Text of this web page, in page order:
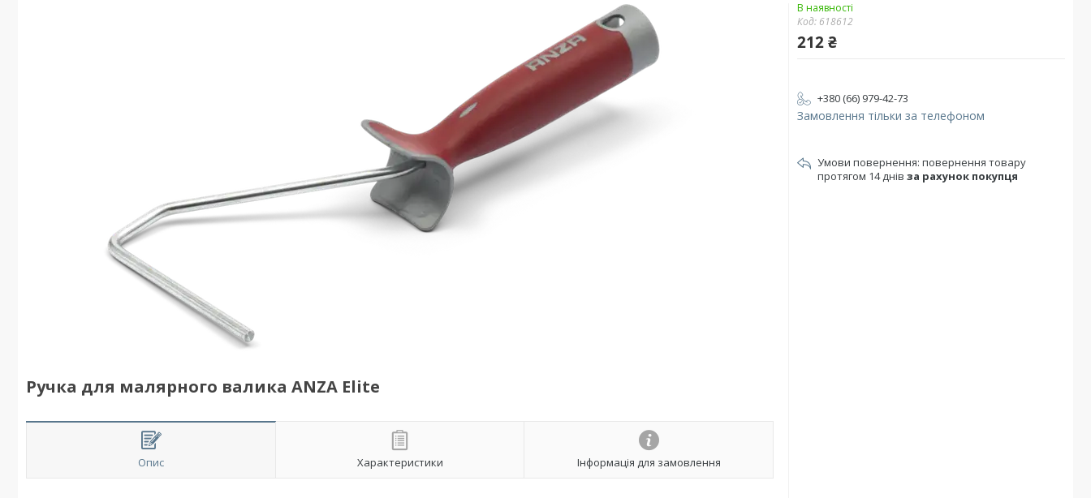
Ручка для малярного валика ANZA Elite
Опис Характеристики Інформація для замовлення
В наявності
Код: 618612
212 ₴
+380 (66) 979-42-73
Замовлення тільки за телефоном
повернення товару
протягом 14 днів за рахунок покупця